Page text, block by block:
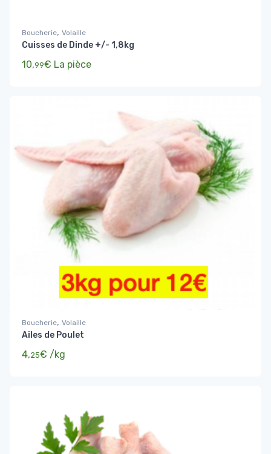
Boucherie, Volaille
Cuisses de Dinde +/- 1,8kg
10,99€ La pièce
Boucherie, Volaille
Ailes de Poulet
4,25€ /kg